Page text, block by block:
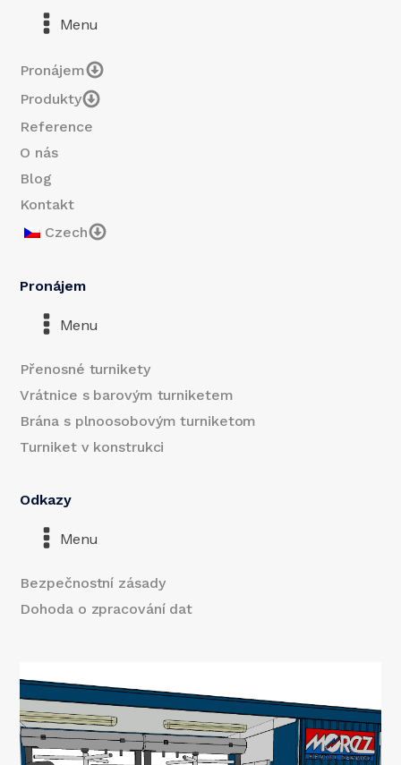
Menu
Pronájem
Produkty
Reference
O nás
Blog
Kontakt
Czech
Pronájem
Menu
Přenosné turnikety
Vrátnice s barovým turniketem
Brána s plnoosobovým turniketom
Turniket v konstrukci
Odkazy
Menu
Bezpečnostní zásady
Dohoda o zpracování dat